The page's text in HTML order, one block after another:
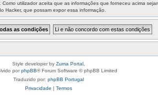
utilizador aceita que as informações que forneceu acima
Hacker, que possam expor essa informação.
Style developer by Zuma Portal
porphpBB® Forum Software © phpBB Limited
Traduzido por: phpBB Portugal
Privacidade | Termos